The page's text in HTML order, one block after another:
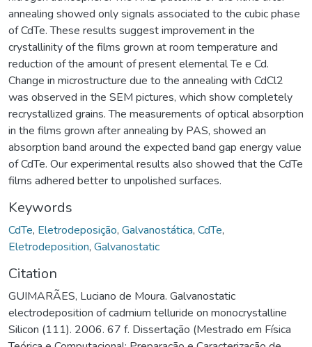
annealing showed only signals associated to the cubic phase
of CdTe. These results suggest improvement in the
crystallinity of the films grown at room temperature and
reduction of the amount of present elemental Te e Cd.
Change in microstructure due to the annealing with CdCl2
was observed in the SEM pictures, which show completely
recrystallized grains. The measurements of optical absorption
in the films grown after annealing by PAS, showed an
absorption band around the expected band gap energy value
of CdTe. Our experimental results also showed that the CdTe
films adhered better to unpolished surfaces.
Keywords
CdTe, Eletrodeposição, Galvanostática, CdTe,
Eletrodeposition, Galvanostatic
Citation
GUIMARÃES, Luciano de Moura. Galvanostatic
electrodeposition of cadmium telluride on monocrystalline
Silicon (111). 2006. 67 f. Dissertação (Mestrado em Física